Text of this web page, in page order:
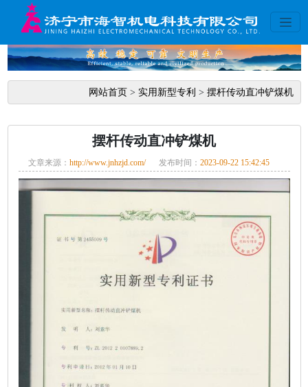
网站首页> 实用新型专利 > 摆杆传动直冲铲煤机
摆杆传动直冲铲煤机
文章来源： http://www.jnhzjd.com/ 发布时间： 2023-09-22 15:42:45